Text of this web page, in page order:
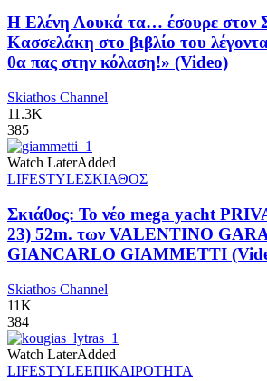
Η Ελένη Λουκά τα… έσουρε στον
Κασσελάκη στο βιβλίο του
θα πας στην κόλαση!» (Video)
Skiathos Channel
11.3K
385
Watch LaterAdded
LIFESTYLEΣΚΙΑΘΟΣ
Σκιάθος: Το νέο mega yacht
23) 52m. των VALENTINO
GIANCARLO GIAMMETTI
Skiathos Channel
11K
384
Watch LaterAdded
LIFESTYLEΕΠΙΚΑΙΡΟΤΗΤΑ